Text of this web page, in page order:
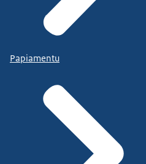
Papiamentu